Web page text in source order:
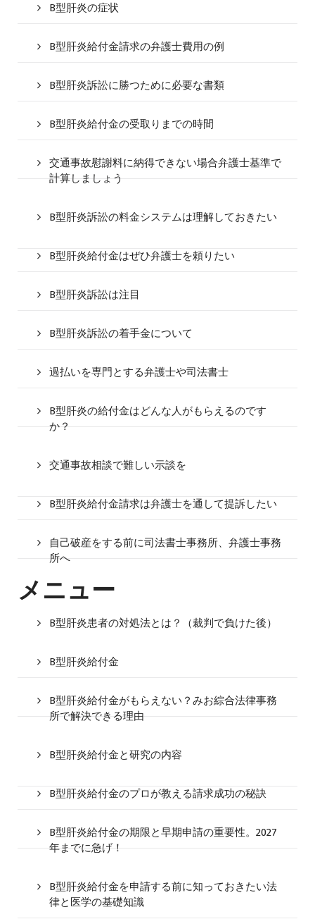
B型肝炎の症状
B型肝炎給付金請求の弁護士費用の例
B型肝炎訴訟に勝つために必要な書類
B型肝炎給付金の受取りまでの時間
交通事故慰謝料に納得できない場合弁護士基準で
計算しましょう
B型肝炎訴訟の料金システムは理解しておきたい
B型肝炎給付金はぜひ弁護士を頼りたい
B型肝炎訴訟は注目
B型肝炎訴訟の着手金について
過払いを専門とする弁護士や司法書士
B型肝炎の給付金はどんな人がもらえるのです
か？
交通事故相談で難しい示談を
B型肝炎給付金請求は弁護士を通して提訴したい
自己破産をする前に司法書士事務所、弁護士事務
所へ
メニュー
B型肝炎患者の対処法とは？（裁判で負けた後）
B型肝炎給付金
B型肝炎給付金がもらえない？みお綜合法律事務
所で解決できる理由
B型肝炎給付金と研究の内容
B型肝炎給付金のプロが教える請求成功の秘訣
B型肝炎給付金の期限と早期申請の重要性。2027
年までに急げ！
B型肝炎給付金を申請する前に知っておきたい法
律と医学の基礎知識